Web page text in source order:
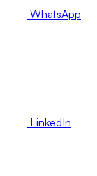
WhatsApp
LinkedIn